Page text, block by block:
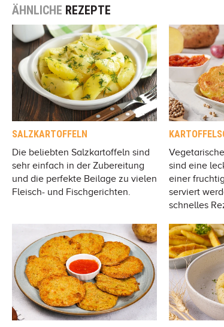
ÄHNLICHE REZEPTE
SALZKARTOFFELN
Die beliebten Salzkartoffeln sind
sehr einfach in der Zubereitung
und die perfekte Beilage zu vielen
Fleisch- und Fischgerichten.
sind eine
einer
serviert
schnelles